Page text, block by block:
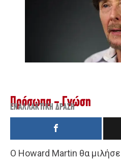
Πρόσωπα - Γνώση
ΕΝΑΛΛΑΚΤΙΚΉ ΔΡΆΣΗ
Ο Howard Martin θα